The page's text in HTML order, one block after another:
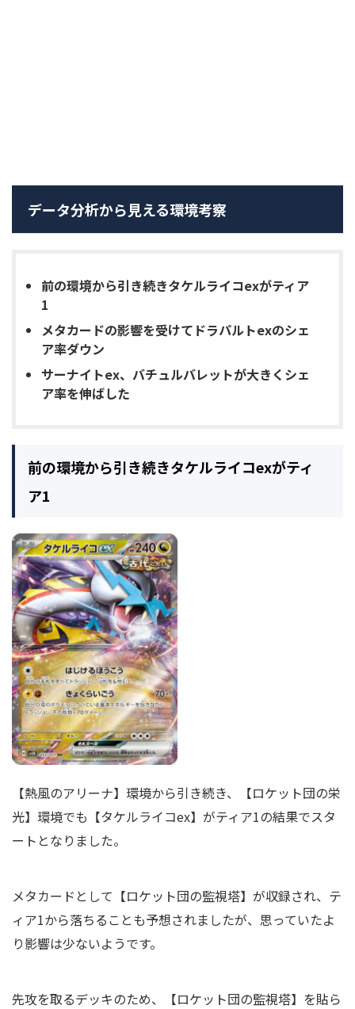
データ分析から見える環境考察
前の環境から引き続きタケルライコexがティア
1
メタカードの影響を受けてドラパルトexのシェ
ア率ダウン
サーナイトex、バチュルバレットが大きくシェ
ア率を伸ばした
前の環境から引き続きタケルライコexがティ
ア1
【熱風のアリーナ】環境から引き続き、【ロケット団の栄
光】環境でも【タケルライコex】がティア1の結果でスタ
ートとなりました。
メタカードとして【ロケット団の監視塔】が収録され、テ
ィア1から落ちることも予想されましたが、思っていたよ
り影響は少ないようです。
先攻を取るデッキのため、【ロケット団の監視塔】を貼ら